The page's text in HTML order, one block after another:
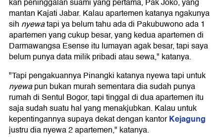
mantan Kajati Jabar. Kalau apartemen katanya ngakunya
sih nyewatapi ya belum tahu ada di Pakubuwono ada 1
apartemen yang cukup besar, yang kedua apartemen di
Darmawangsa Esense itu lumayan agak besar, tapi saya
belum punya data milik pribadi atau sewa," katanya.
"Tapi pengakuannya Pinangki katanya nyewa tapi untuk
nyewapun bukan murah sementara dia sudah punya
rumah di Sentul Bogor, tapi tinggal di dua apartemen itu
saja sudah suatu hal yang menakjubkan. Kalau untuk
kepentingannya supaya dekat dengan kantorKejagung
justru dia nyewa 2 apartemen," katanya.